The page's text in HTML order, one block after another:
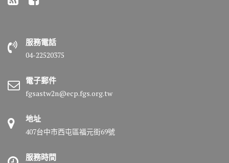
服務電話
04-22520375
電子郵件
fgsastw2n@ecp.fgs.org.tw
地址
407台中市西屯區福元街69號
服務時間